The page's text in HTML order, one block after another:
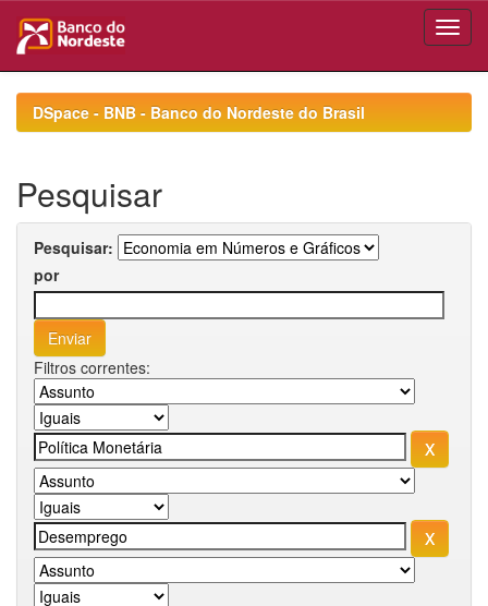
navigationDSpace - BNB - Banco do Nordeste do Brasil
Pesquisar
Pesquisar:
por
Filtros correntes: